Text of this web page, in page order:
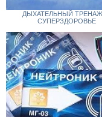
ДЫХАТЕЛЬНЫЙ
СУПЕРЗДОРОВЬЕ